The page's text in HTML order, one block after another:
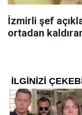
İzmirli şef
ortadan